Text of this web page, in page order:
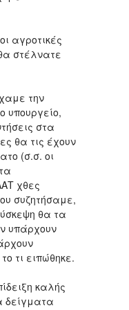
αγροτικές
στέλνατε
την
υπουργείο,
στα
θα τις έχουν
(σ.σ. οι
χθες
συζητήσαμε,
θα τα
υπάρχουν
τι ειπώθηκε.
καλής
δείγματα